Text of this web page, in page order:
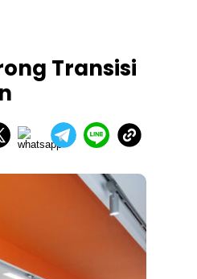
Transisi